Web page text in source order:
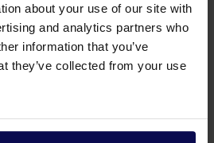
about your use of our site with
and analytics partners who
information that you’ve
they’ve collected from your use
helfen Ihnen gerne weiter
einer passenden Lösung für